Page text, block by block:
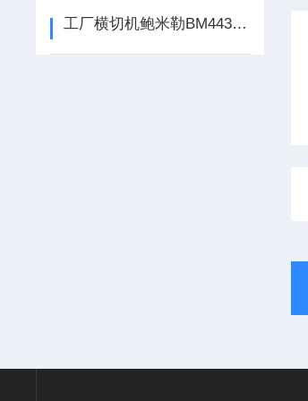
工厂横切机鲍米勒BM4434伺服放大器2021故障代码维修说明书